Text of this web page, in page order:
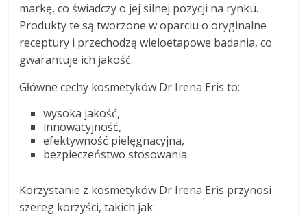
markę, co świadczy o jej silnej pozycji na rynku.
Produkty te są tworzone w oparciu o oryginalne
receptury i przechodzą wieloetapowe badania, co
gwarantuje ich jakość.
Główne cechy kosmetyków Dr Irena Eris to:
wysoka jakość,
innowacyjność,
efektywność pielęgnacyjna,
bezpieczeństwo stosowania.
Korzystanie z kosmetyków Dr Irena Eris przynosi
szereg korzyści, takich jak: